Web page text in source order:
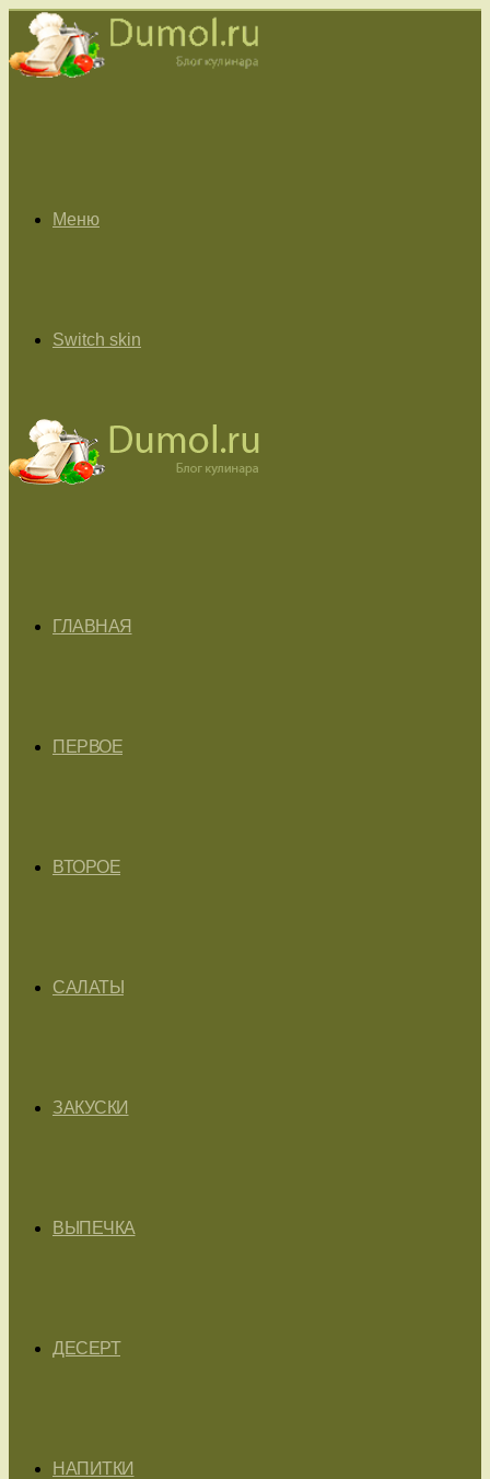
Меню
Switch skin
ГЛАВНАЯ
ПЕРВОЕ
ВТОРОЕ
САЛАТЫ
ЗАКУСКИ
ВЫПЕЧКА
ДЕСЕРТ
НАПИТКИ